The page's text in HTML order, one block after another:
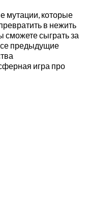
мутации, которые
в нежить
сыграть за
предыдущие
игра про